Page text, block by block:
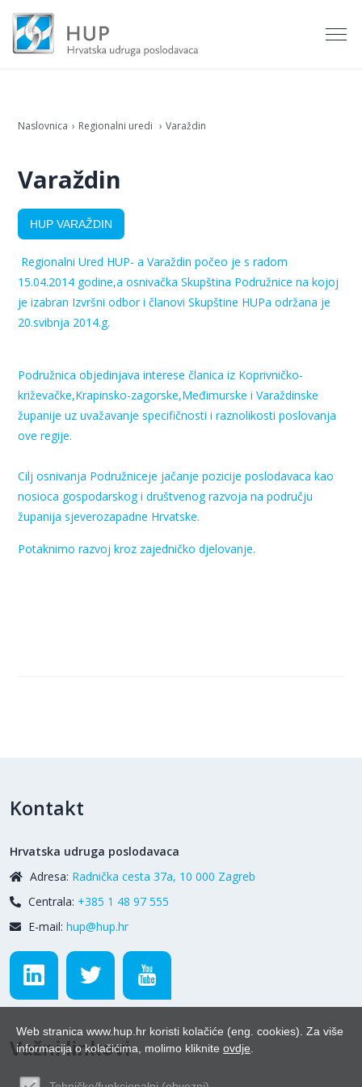
Naslovnica Regionalni uredi Varaždin
Varaždin
HUP VARAŽDIN
Regionalni Ured HUP- a Varaždin počeo je s radom
15.04.2014 godine,a osnivačka Skupština Podružnice na kojoj
je izabran Izvršni odbor i članovi Skupštine HUPa održana je
20.svibnja 2014.g.
Podružnica objedinjava interese članica iz Koprivničko-
križevačke,Krapinsko-zagorske,Međimurske i Varaždinske
županije uz uvažavanje specifičnosti i raznolikosti poslovanja
ove regije.
Cilj osnivanja Podružniceje jačanje pozicije poslodavaca kao
nosioca gospodarskog i društvenog razvoja na području
županija sjeverozapadne Hrvatske.
Potaknimo razvoj kroz zajedničko djelovanje.
Kontakt
Hrvatska udruga poslodavaca
Adresa: Radnička cesta 37a, 10 000 Zagreb
Centrala: +385 1 48 97 555
E-mail: hup@hup.hr
Važni linkovi
Web stranica www.hup.hr koristi kolačiće (eng. cookies). Za više
informacija o kolačićima, molimo kliknite ovdje